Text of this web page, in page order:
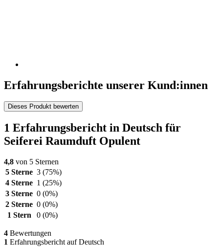
Erfahrungsberichte unserer Kund:innen
Dieses Produkt bewerten
1 Erfahrungsbericht in Deutsch für
Seiferei Raumduft Opulent
4,8 von 5 Sternen
5 Sterne 3 (75%)
4 Sterne 1 (25%)
3 Sterne 0 (0%)
2 Sterne 0 (0%)
1 Stern
0 (0%)
4 Bewertungen
1 Erfahrungsbericht auf Deutsch